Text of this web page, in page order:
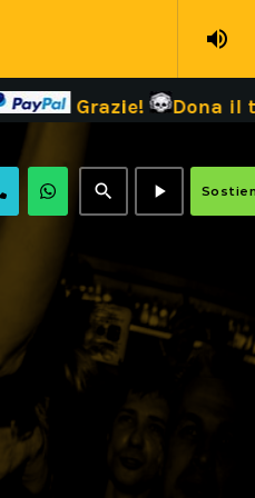
volume_up
Dona il tuo 5 x
search play_arrow